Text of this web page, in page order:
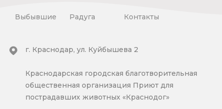
Выбывшие Радуга Контакты
г. Краснодар, ул. Куйбышева 2
Краснодарская городская благотворительная
общественная организация Приют для
пострадавших животных «Краснодог»